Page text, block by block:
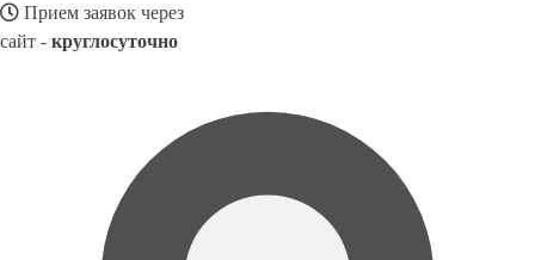
Прием заявок через
сайт - круглосуточно